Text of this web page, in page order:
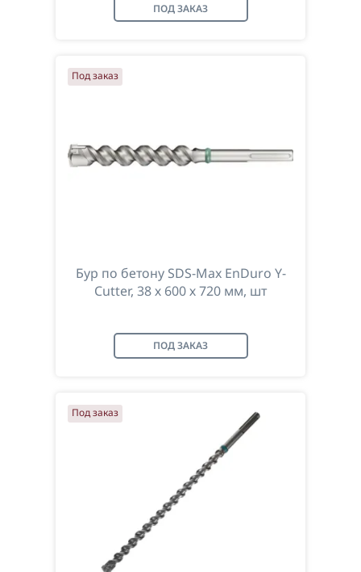
ПОД ЗАКАЗ
Бур по бетону SDS-Max EnDuro Y-
Cutter, 38 х 600 х 720 мм, шт
ПОД ЗАКАЗ
Под заказ
Под заказ